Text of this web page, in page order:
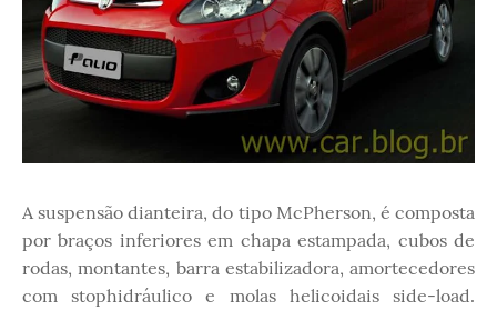
A suspensão dianteira, do tipo McPherson, é composta
por braços inferiores em chapa estampada, cubos de
rodas, montantes, barra estabilizadora, amortecedores
com stophidráulico e molas helicoidais side-load.